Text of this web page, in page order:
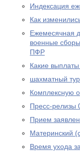
Индексация
Как
Ежемесячная
военные
ПФР
Какие
шахматный
Комплексную
Пресс-релизы
Прием
Материнский
Время ухода